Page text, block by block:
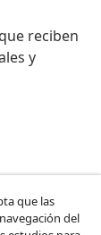
reciben
y
que las
del